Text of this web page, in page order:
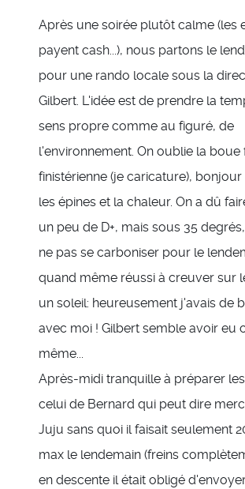
Après une soirée plutôt calme (les
payent cash...), nous partons le
pour une rando locale sous la
Gilbert. L'idée est de prendre la
sens propre comme au figuré, de
l'environnement. On oublie la boue
finistérienne (je caricature), bonjour
les épines et la chaleur. On a dû
un peu de D+, mais sous 35
ne pas se carboniser pour le
quand même réussi à creuver sur
un soleil: heureusement j'avais de
avec moi ! Gilbert semble avoir eu
même...
Après-midi tranquille à préparer
celui de Bernard qui peut dire
Juju sans quoi il faisait seulement
max le lendemain (freins
en descente il était obligé